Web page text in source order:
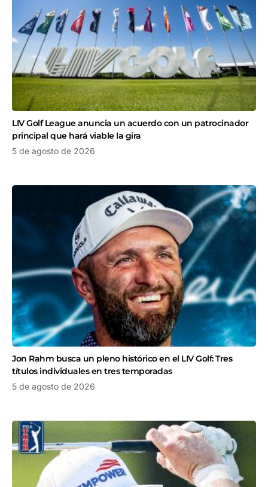
LIV Golf League anuncia un acuerdo con un patrocinador
principal que hará viable la gira
5 de agosto de 2026
Jon Rahm busca un pleno histórico en el LIV Golf: Tres
títulos individuales en tres temporadas
5 de agosto de 2026